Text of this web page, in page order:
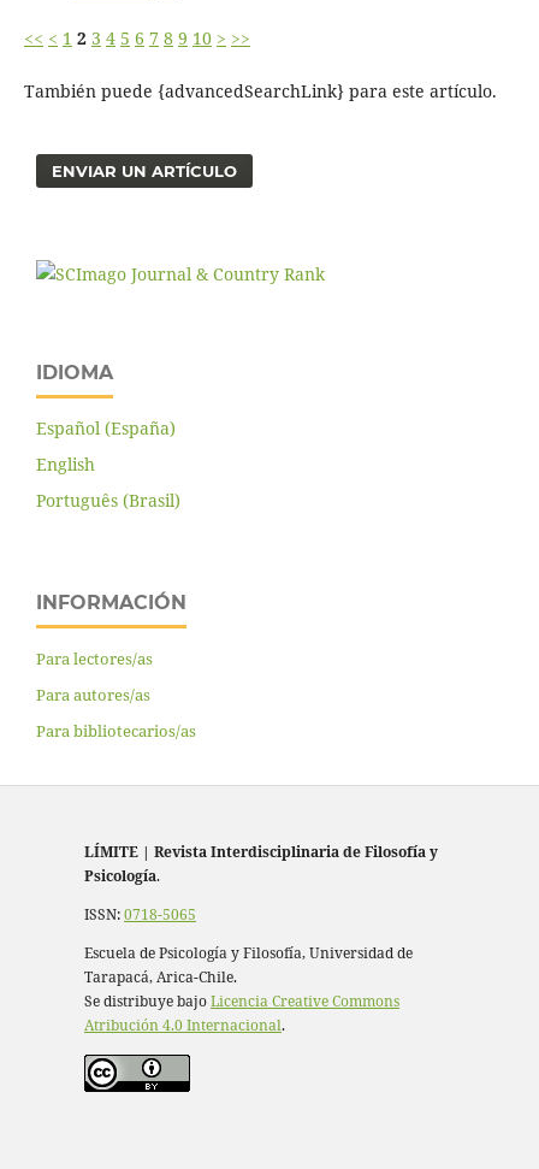
<< < 1 2 3 4 5 6 7 8 9 10 > >>
También puede {advancedSearchLink} para este artículo.
ENVIAR UN ARTÍCULO
IDIOMA
Español (España)
English
Português (Brasil)
INFORMACIÓN
Para lectores/as
Para autores/as
Para bibliotecarios/as
LÍMITE | Revista Interdisciplinaria de Filosofía y
Psicología.
ISSN:0718-5065
Escuela de Psicología y Filosofía, Universidad de
Tarapacá, Arica-Chile.
Se distribuye bajoLicencia Creative Commons
Atribución 4.0 Internacional.